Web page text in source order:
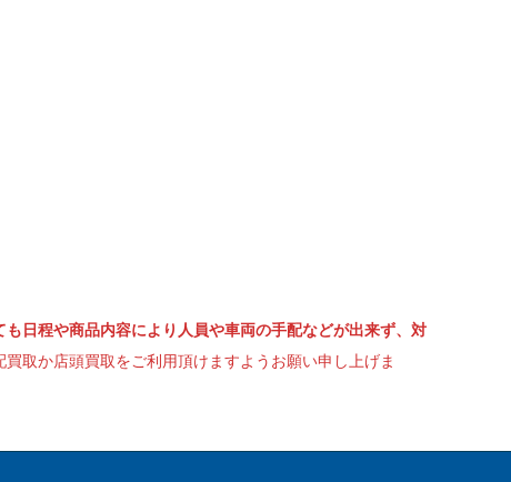
日程や商品内容により人員や車両の手配などが出来ず、対
買取か店頭買取をご利用頂けますようお願い申し上げま